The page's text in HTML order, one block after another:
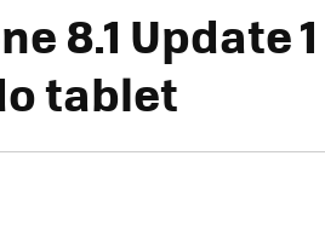
8.1 Update 1
tablet